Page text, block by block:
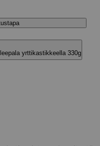
yrttikastikkeella 330g